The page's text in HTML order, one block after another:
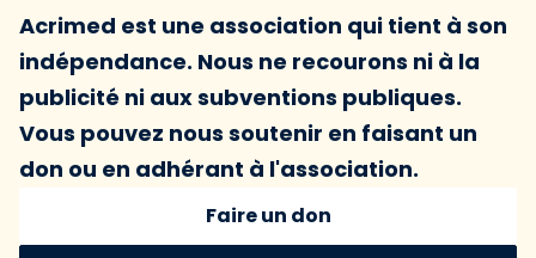
Acrimed est une association qui tient à son
indépendance. Nous ne recourons ni à la
publicité ni aux subventions publiques.
Vous pouvez nous soutenir en faisant un
don ou en adhérant à l'association.
Faire un don